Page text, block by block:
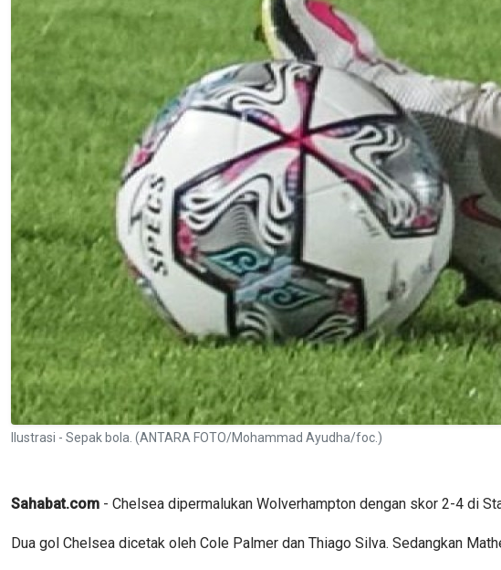
Ilustrasi - Sepak bola. (ANTARA FOTO/Mohammad Ayudha/foc.)
Sahabat.com - Chelsea dipermalukan Wolverhampton dengan skor 2-4 di
Dua gol Chelsea dicetak oleh Cole Palmer dan Thiago Silva. Sedangkan